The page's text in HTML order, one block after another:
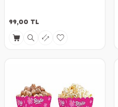
99,00 TL